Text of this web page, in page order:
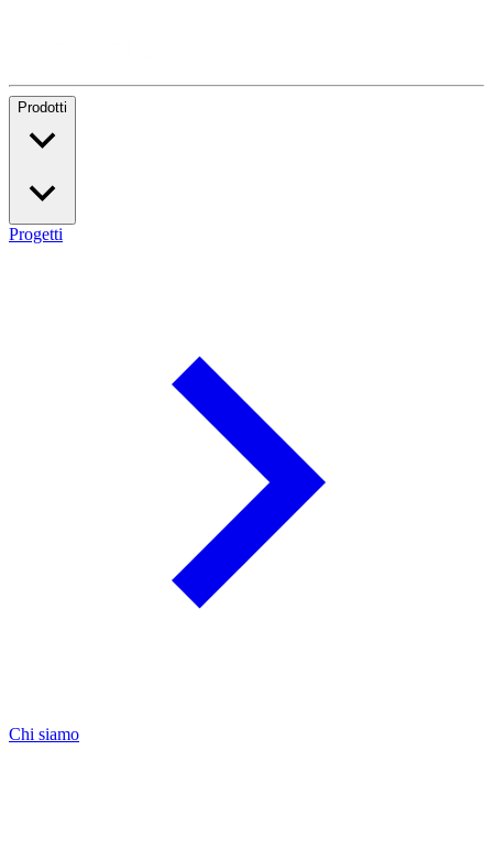
Prodotti
Progetti
Chi siamo